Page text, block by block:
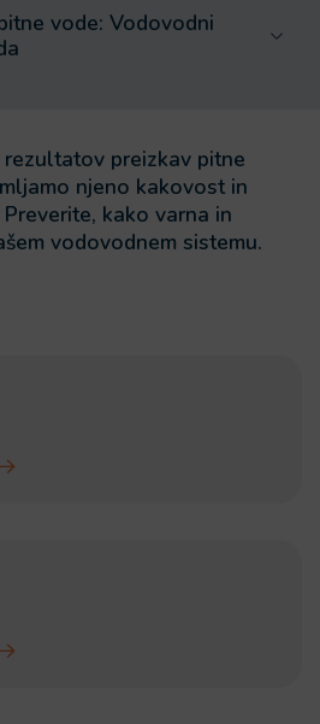
vode: Vodovodni
preizkav pitne
njeno kakovost in
kako varna in
vodovodnem sistemu.